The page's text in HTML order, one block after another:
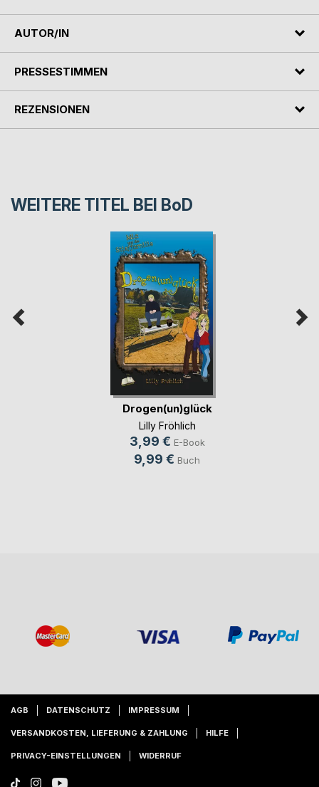
AUTOR/IN
PRESSESTIMMEN
REZENSIONEN
WEITERE TITEL BEI BoD
Drogen(un)glück
Lilly Fröhlich
3,99 € E-Book
9,99 € Buch
AGB DATENSCHUTZ IMPRESSUM
VERSANDKOSTEN, LIEFERUNG & ZAHLUNG HILFE
PRIVACY-EINSTELLUNGEN WIDERRUF